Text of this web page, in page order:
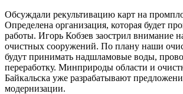
Обсуждали рекультивацию карт на
Определена организация, которая будет
работы. Игорь Кобзев заострил внимание
очистных сооружений. По плану наши
будут принимать надшламовые воды,
переработку. Минприроды области и
Байкальска уже разрабатывают
модернизации.